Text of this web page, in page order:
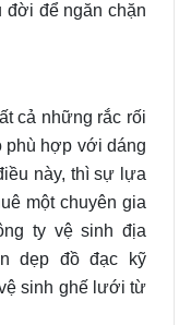
để ngăn chặn
cả những rắc rối
phù hợp với dáng
này, thì sự lựa
một chuyên gia
ty vệ sinh địa
dẹp đồ đạc kỹ
sinh ghế lưới từ